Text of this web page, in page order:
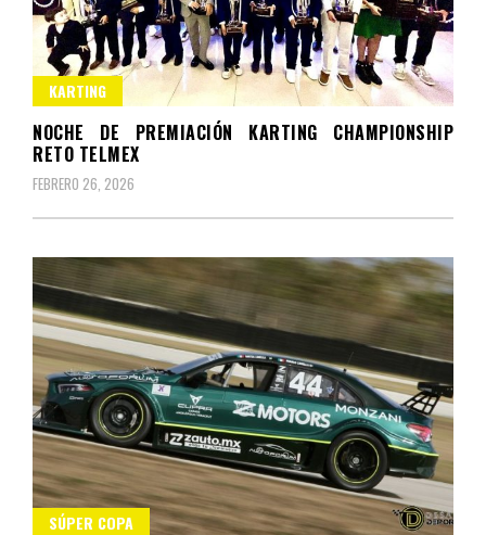
KARTING
NOCHE DE PREMIACIÓN KARTING CHAMPIONSHIP
RETO TELMEX
FEBRERO 26, 2026
SÚPER COPA